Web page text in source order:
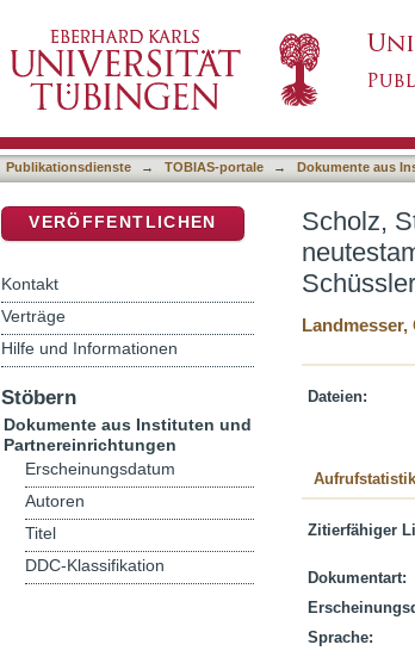
Hermeneutiken von Klaus Berger,
Weder; [Rezension]
Publikationsdienste → TOBIAS-portale → Dokumente aus
Scholz,
Dateien:
Aufrufstatistik
Zitierfähiger
Dokumentart:
Sprache:
VERÖFFENTLICHEN
Kontakt
Verträge
Hilfe und Informationen
Stöbern
Dokumente aus Instituten und
Partnereinrichtungen
Erscheinungsdatum
Autoren
Titel
DDC-Klassifikation